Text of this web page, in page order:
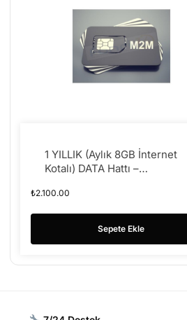
1 YILLIK (Aylık 8GB İnternet
Kotalı) DATA Hattı –
Türkcell HAT
₺2.100.00
Sepete Ekle